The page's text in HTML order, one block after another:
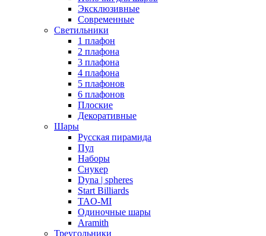
Эксклюзивные
Современные
Светильники
1 плафон
2 плафона
3 плафона
4 плафона
5 плафонов
6 плафонов
Плоские
Декоративные
Шары
Русская пирамида
Пул
Наборы
Снукер
Dyna | spheres
Start Billiards
TAO-MI
Одиночные шары
Aramith
Треугольники